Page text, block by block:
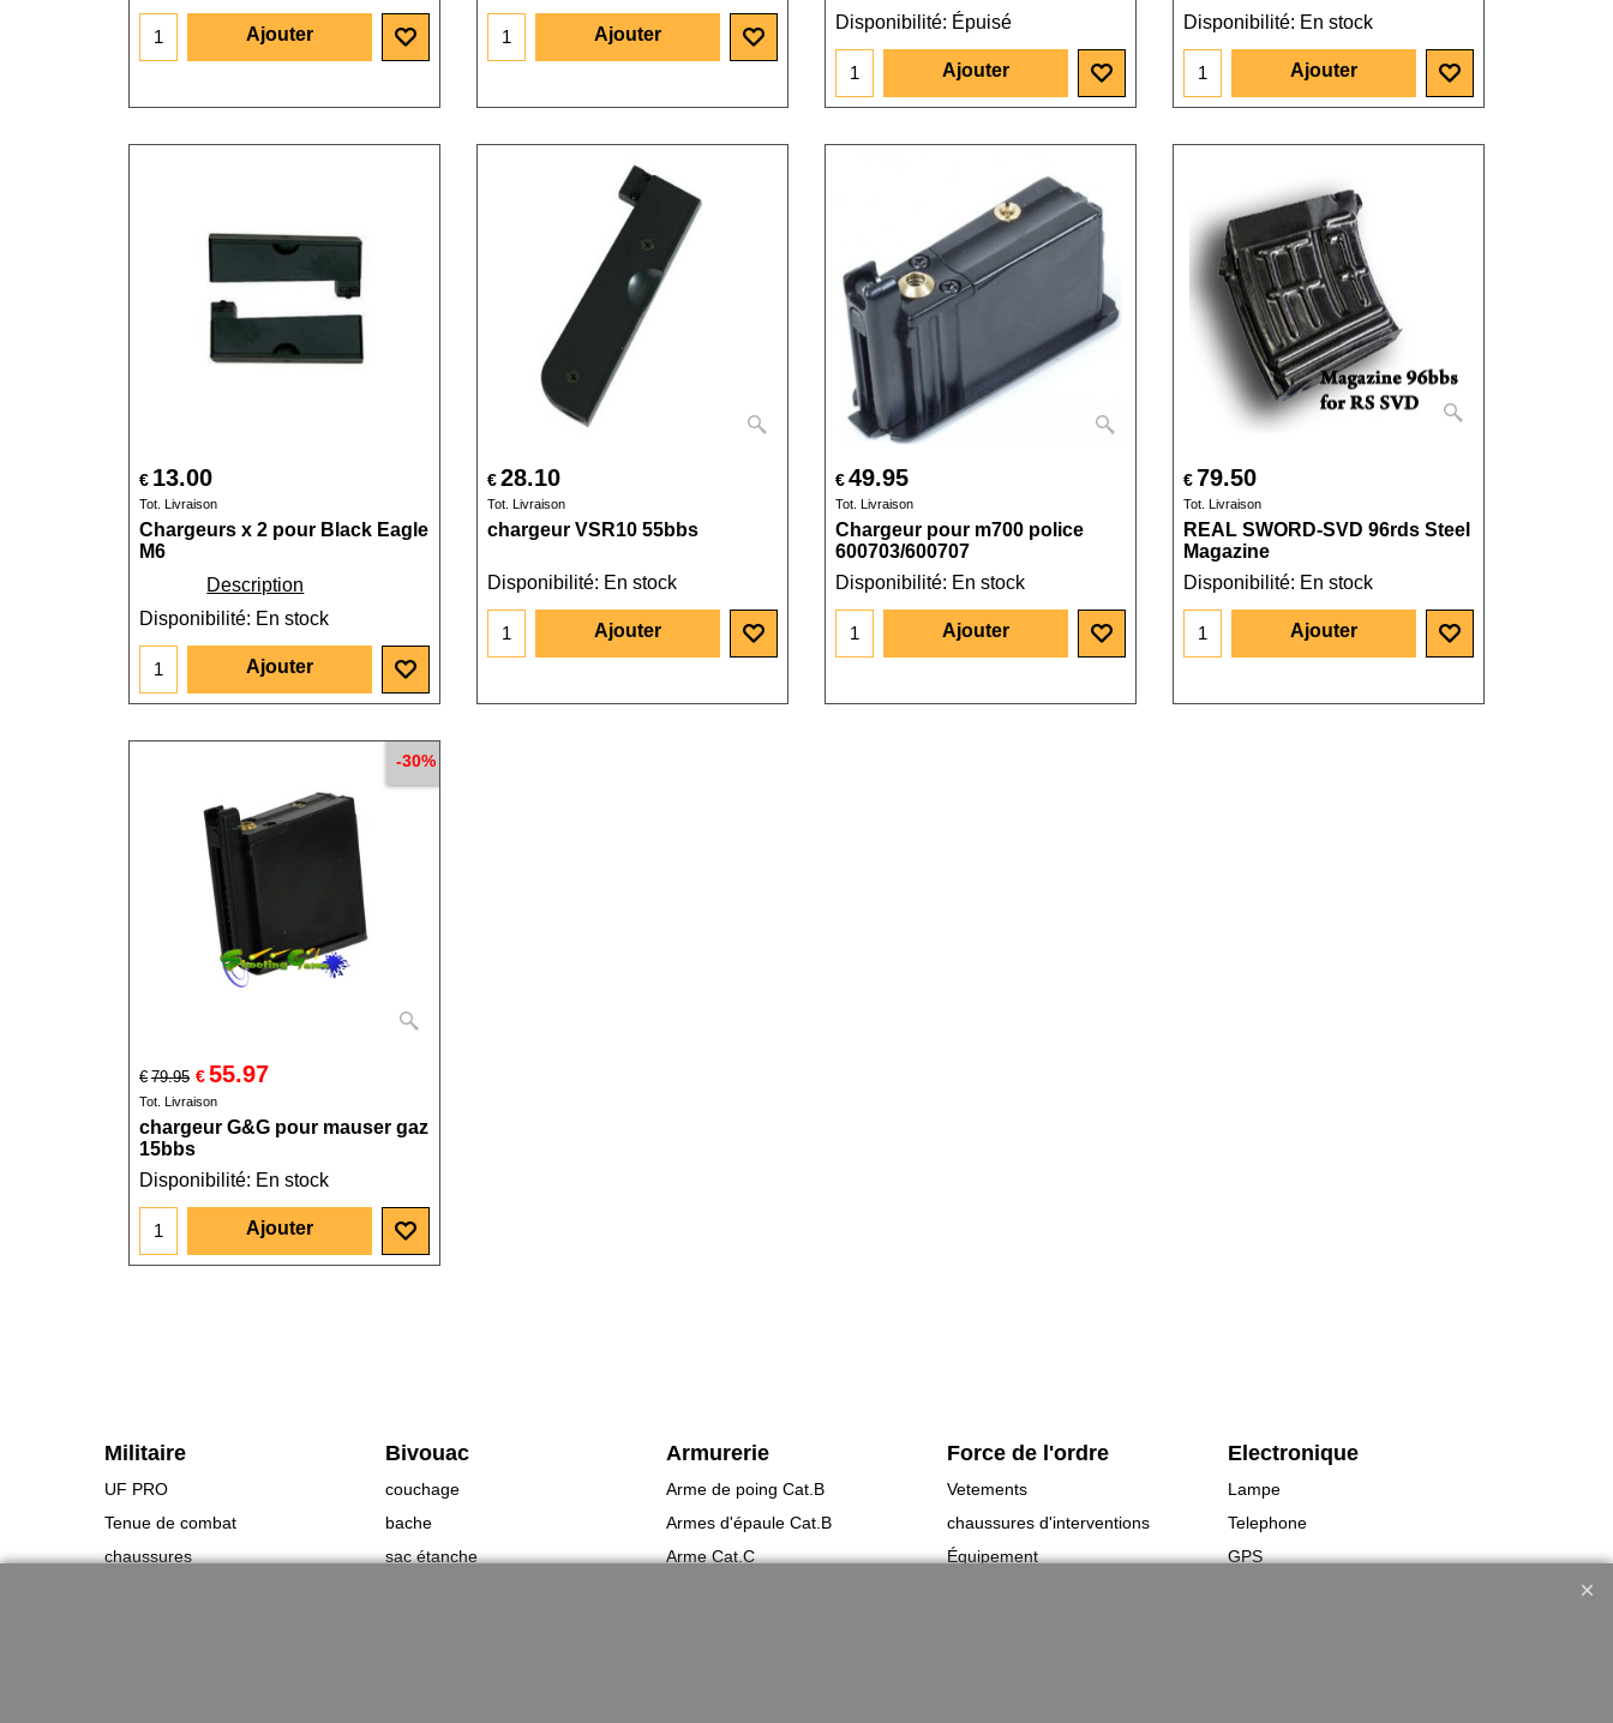
Ajouter Ajouter
Disponibilité: Épuisé
Ajouter
Disponibilité: En stock
Ajouter
€ 13.00
Tot. Livraison
Chargeurs x 2 pour Black Eagle
M6
Description
Disponibilité: En stock
Ajouter
€28.10
Tot. Livraison
chargeur VSR10 55bbs
Disponibilité: En stock
Ajouter
€49.95
Tot. Livraison
Chargeur pour m700 police
600703/600707
Disponibilité: En stock
Ajouter
€79.50
Tot. Livraison
REAL SWORD-SVD 96rds Steel
Magazine
Disponibilité: En stock
Ajouter
-30%
€ 79.95 €55.97
Tot. Livraison
chargeur G&G pour mauser gaz
15bbs
Disponibilité: En stock
Ajouter
Militaire
UF PRO
Tenue de combat
chaussures
Bivouac
couchage
bache
sac étanche
Armurerie
Arme de poing Cat.B
Armes d'épaule Cat.B
Arme Cat.C
Force de l'ordre
Vetements
chaussures d'interventions
Équipement
Electronique
Lampe
Telephone
GPS